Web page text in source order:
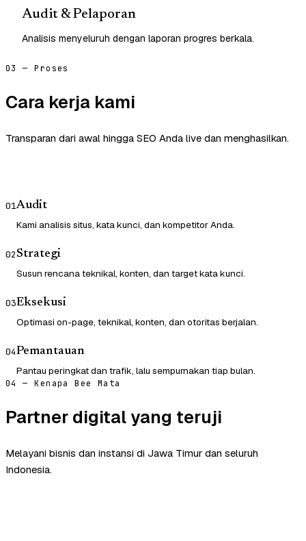
Audit & Pelaporan
Analisis menyeluruh dengan laporan progres berkala.
03 — Proses
Cara kerja kami
Transparan dari awal hingga SEO Anda live dan menghasilkan.
01Audit
Kami analisis situs, kata kunci, dan kompetitor Anda.
02Strategi
Susun rencana teknikal, konten, dan target kata kunci.
03Eksekusi
Optimasi on-page, teknikal, konten, dan otoritas berjalan.
04Pemantauan
Pantau peringkat dan trafik, lalu sempurnakan tiap bulan.
04 — Kenapa Bee Mata
Partner digital yang teruji
Melayani bisnis dan instansi di Jawa Timur dan seluruh
Indonesia.